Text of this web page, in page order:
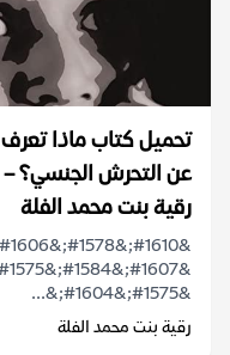
تحميل كتاب ماذا تعرف
عن التحرش الجنسي؟ –
رقية بنت محمد الفلة
&#1575;&#1604;&...
رقية بنت محمد الفلة